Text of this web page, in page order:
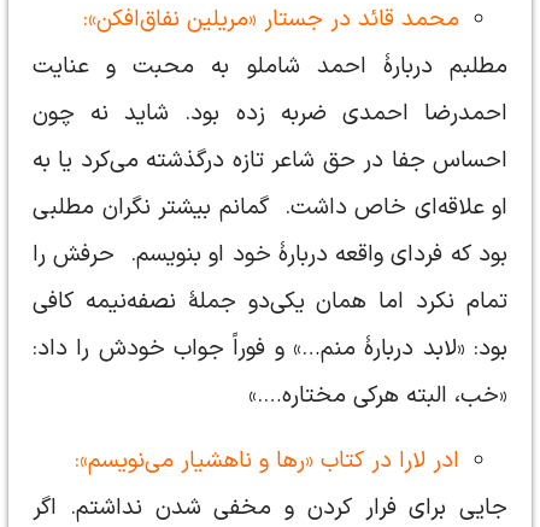
محمد قائد در جستار «مریلین نفاق‌افکن»:
مطلبم دربارهٔ احمد شاملو به محبت و عنایت
احمدرضا احمدی ضربه زده بود. شاید نه چون
احساس جفا در حق شاعر تازه‌ درگذشته می‌کرد یا به
او علاقه‌ای خاص داشت. گمانم بیشتر نگران مطلبی
بود که فردای واقعه دربارهٔ خود او بنویسم. حرفش را
تمام نکرد اما همان یکی‌دو جملهٔ نصفه‌نیمه کافی
بود: «لابد دربارهٔ منم…» و فوراً جواب خودش را داد:
«خب، البته هرکی مختاره….»
ادر لارا در کتاب «رها و ناهشیار می‌نویسم»:
جایی برای فرار کردن و مخفی شدن نداشتم. اگر